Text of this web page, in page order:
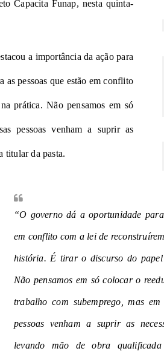
Capacita Funap, nesta quinta-
a importância da ação para
as pessoas que estão em conflito
prática. Não pensamos em só
pessoas venham a suprir as
titular da pasta.
“O governo dá a oportunidade
em conflito com a lei de
história. É tirar o discurso do
Não pensamos em só colocar o
trabalho com subemprego, mas
pessoas venham a suprir as
levando mão de obra